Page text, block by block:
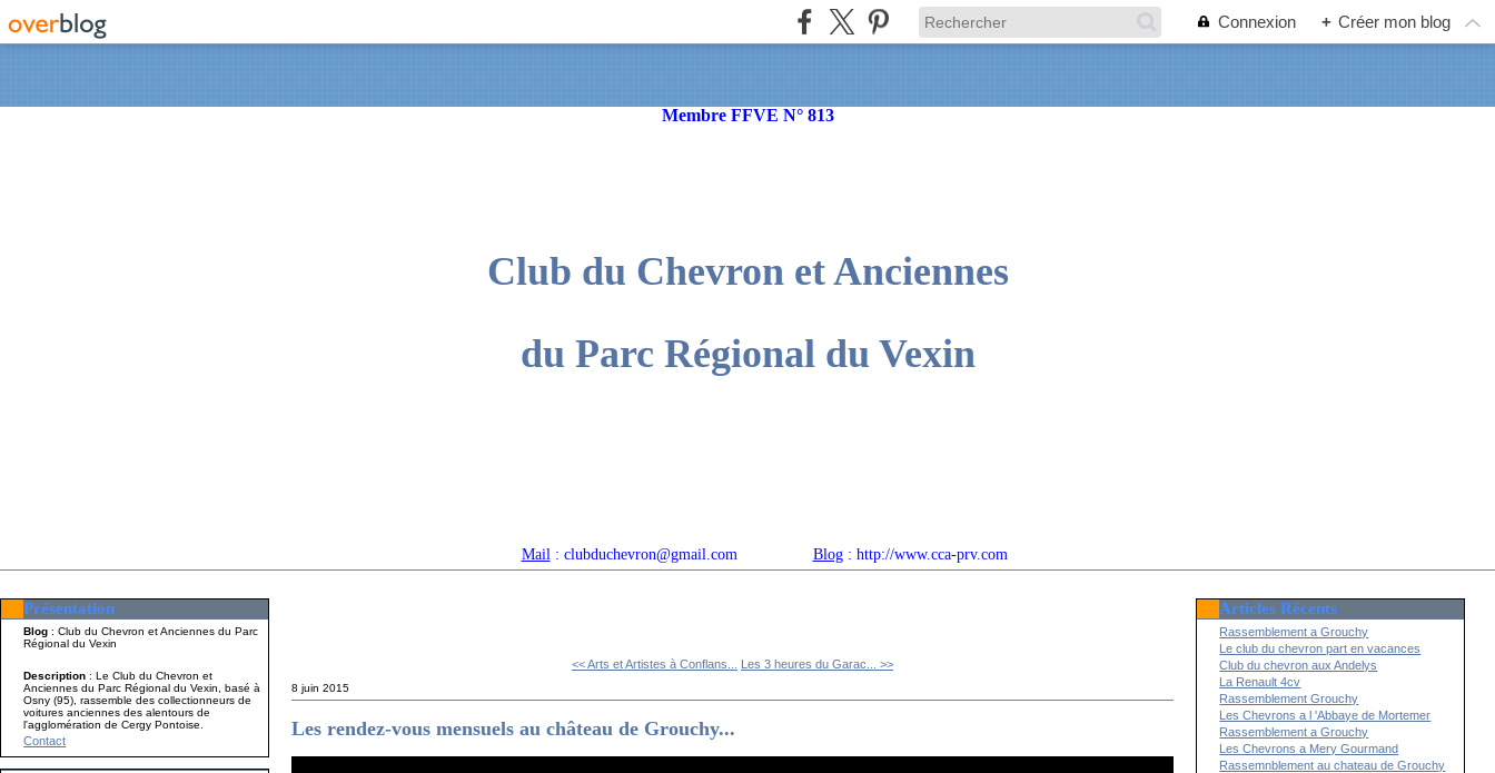
Connexion + Créer mon blog
Membre FFVE N° 813
Club du Chevron et Anciennes
du Parc Régional du Vexin
Mail : clubduchevron@gmail.com Blog: http://www.cca-prv.com
Présentation
Blog : Club du Chevron et Anciennes du Parc
Régional du Vexin
Description: Le Club du Chevron et
Anciennes du Parc Régional du Vexin, basé à
Osny (95), rassemble des collectionneurs de
voitures anciennes des alentours de
l'agglomération de Cergy Pontoise.
Contact
<< Arts et Artistes à Conflans... Les 3 heures du Garac... >>
8 juin 2015
Les rendez-vous mensuels au château de Grouchy...
Articles Récents
Rassemblement a Grouchy
Le club du chevron part en vacances
Club du chevron aux Andelys
La Renault 4cv
Rassemblement Grouchy
Les Chevrons a l 'Abbaye de Mortemer
Rassemblement a Grouchy
Les Chevrons a Mery Gourmand
Rassemnblement au chateau de Grouchy